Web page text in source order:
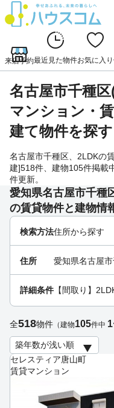
来店予約最近見た物件お気に入り
名古屋市千種
マンション・
建て物件を探す
名古屋市千種区、2LDKの
建]518件、建物105件掲載
件更新。
愛知県名古屋市千種
の賃貸物件と建物情
セレスティア唐山町
賃貸マンション
検索方法住所から探す
住所 愛知県名古屋
詳細条件 【間取り】
全518物件 （建物105件中